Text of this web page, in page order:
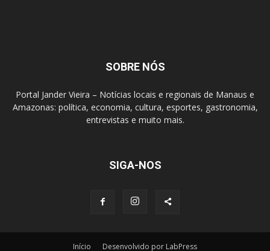
SOBRE NÓS
Portal Jander Vieira – Notícias locais e regionais de Manaus e
Amazonas: política, economia, cultura, esportes, gastronomia,
entrevistas e muito mais.
SIGA-NOS
Início Desenvolvido por LabPress